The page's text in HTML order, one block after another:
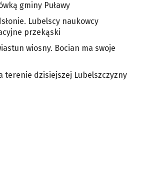
gminy Puławy
Lubelscy naukowcy
przekąski
wiosny. Bocian ma swoje
terenie dzisiejszej Lubelszczyzny